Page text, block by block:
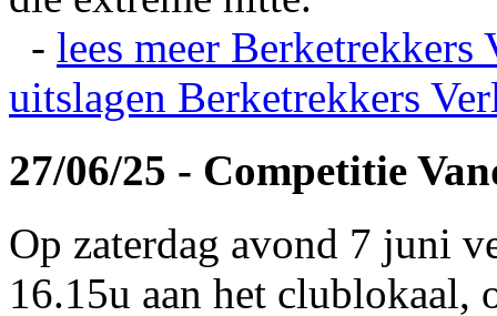
- lees meer Berketrekkers
uitslagen Berketrekkers
27/06/25 - Competitie
Op zaterdag avond 7 juni
16.15u aan het clublokaal,